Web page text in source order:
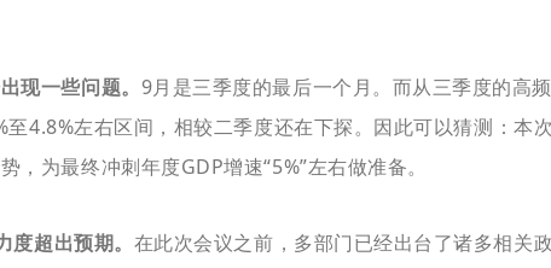
现一些问题。 9月是三季度的最后一个月。而从三季度的高
4.8%左右区间，相较二季度还在下探。因此可以猜测：本
，为最终冲刺年度GDP增速“5%”左右做准备。
超出预期。 在此次会议之前，多部门已经出台了诸多相关